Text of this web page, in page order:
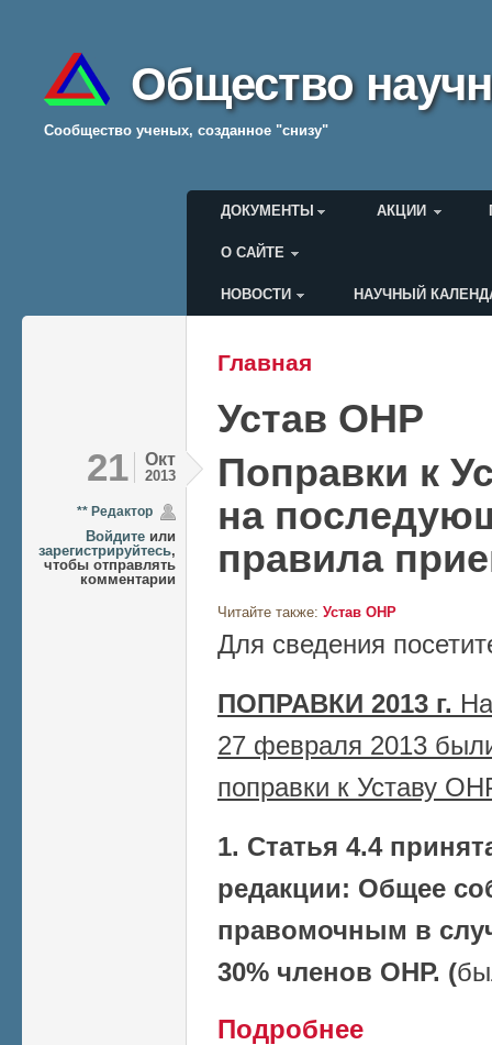
Общество
Cообщество ученых, созданное "снизу"
Главное меню
ДОКУМЕНТЫ АКЦИИ
О САЙТЕ
Меню пользователя
НОВОСТИ НАУЧНЫЙ
Вы здесь
Главная
Устав ОНР
21 Окт
2013
** Редактор
Войдите или
зарегистрируйтесь,
чтобы отправлять
комментарии
Поправки к
на
правила
Читайте также: Устав ОНР
Для сведения
ПОПРАВКИ 2013 г.
27 февраля 2013
поправки к Уставу
1. Статья 4.4
редакции: Общее
правомочным в
30% членов ОНР. (
Подробнее